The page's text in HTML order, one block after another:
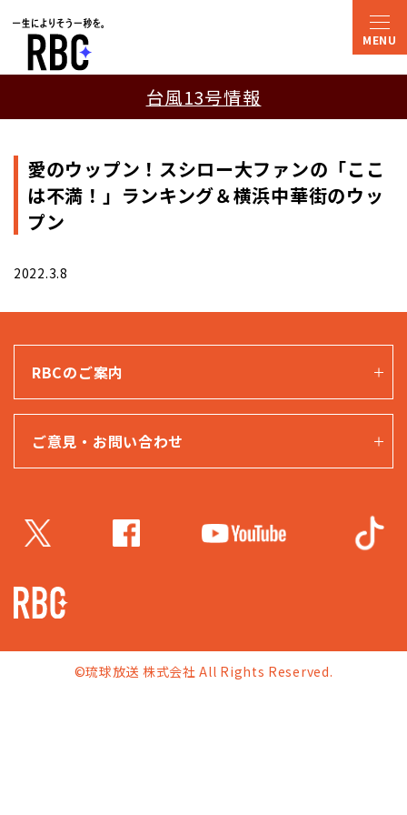
台風13号情報
愛のウップン！スシロー大ファンの「ここ
は不満！」ランキング＆横浜中華街のウッ
プン
2022.3.8
RBCのご案内
ご意見・お問い合わせ
©琉球放送 株式会社 All Rights Reserved.